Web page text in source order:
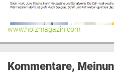
www.holzmagazin.com
Kommentare,